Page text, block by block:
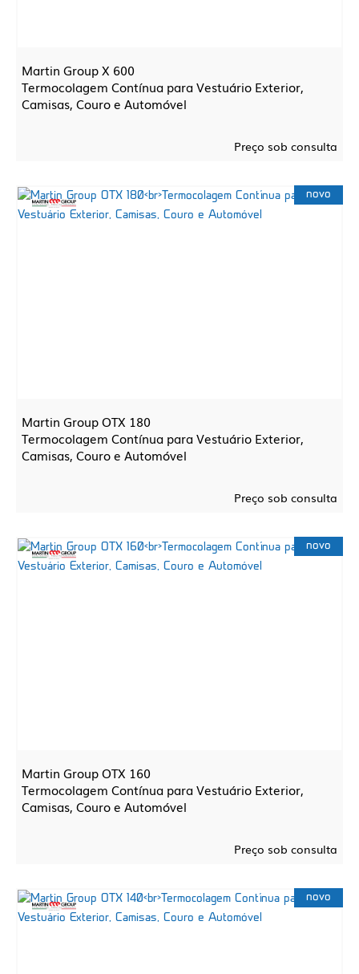
Martin Group X 600
Termocolagem Contínua para Vestuário Exterior,
Camisas, Couro e Automóvel
Preço sob consulta
novo
Martin Group OTX 180
Termocolagem Contínua para Vestuário Exterior,
Camisas, Couro e Automóvel
Preço sob consulta
novo
Martin Group OTX 160
Termocolagem Contínua para Vestuário Exterior,
Camisas, Couro e Automóvel
Preço sob consulta
novo